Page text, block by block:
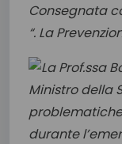
Consegnata
“. La